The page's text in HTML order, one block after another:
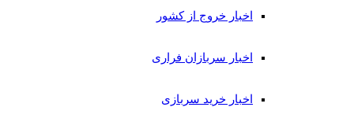
اخبار خروج از کشور
اخبار سربازان فراری
اخبار خرید سربازی